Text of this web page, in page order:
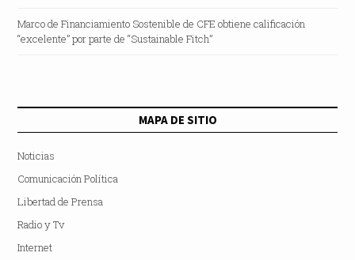
Marco de Financiamiento Sostenible de CFE obtiene calificación
“excelente” por parte de “Sustainable Fitch”
MAPA DE SITIO
Noticias
Comunicación Política
Libertad de Prensa
Radio y Tv
Internet